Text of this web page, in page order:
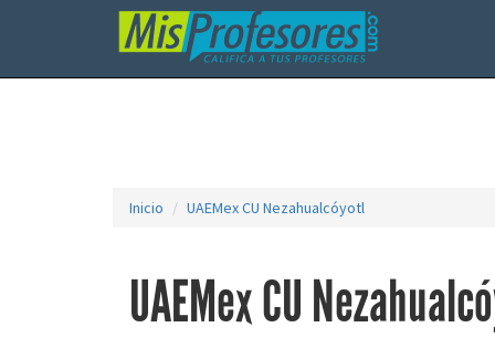
Inicio UAEMex CU Nezahualcóyotl
UAEMex CU